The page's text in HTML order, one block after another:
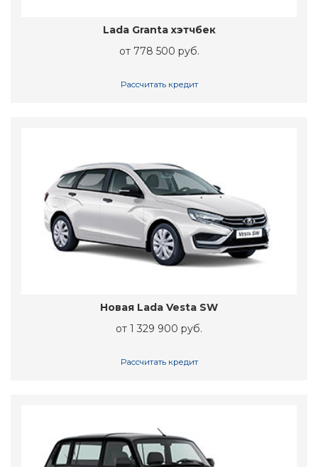
Lada Granta хэтчбек
от 778 500 руб.
Рассчитать кредит
Новая Lada Vesta SW
от 1 329 900 руб.
Рассчитать кредит